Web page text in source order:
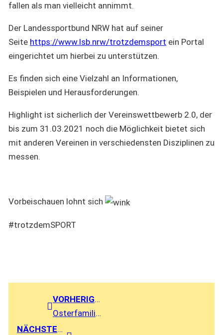
fallen als man vielleicht annimmt.
Der Landessportbund NRW hat auf seiner
Seite https://www.lsb.nrw/trotzdemsport ein Portal
eingerichtet um hierbei zu unterstützen.
Es finden sich eine Vielzahl an Informationen,
Beispielen und Herausforderungen.
Highlight ist sicherlich der Vereinswettbewerb 2.0, der
bis zum 31.03.2021 noch die Möglichkeit bietet sich
mit anderen Vereinen in verschiedensten Disziplinen zu
messen.
Vorbeischauen lohnt sich
#trotzdemSPORT
VORHERIGER BEITRAG
Osterfamilienfahrt 2021 kann leider nicht stattfinden
NÄCHSTER BEITRAG